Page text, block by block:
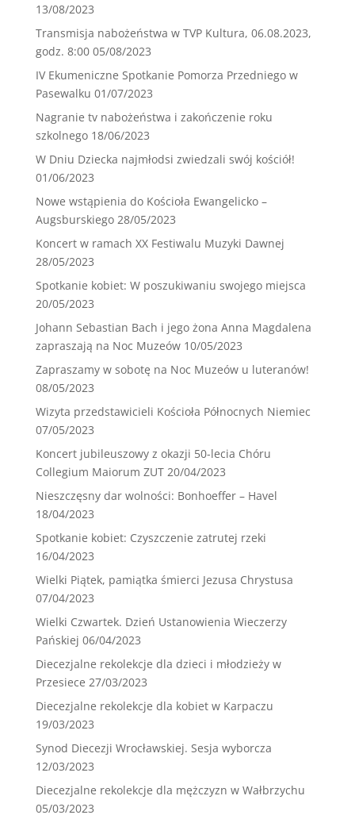
13/08/2023
Transmisja nabożeństwa w TVP Kultura, 06.08.2023,
godz. 8:00 05/08/2023
IV Ekumeniczne Spotkanie Pomorza Przedniego w
Pasewalku 01/07/2023
Nagranie tv nabożeństwa i zakończenie roku
szkolnego 18/06/2023
W Dniu Dziecka najmłodsi zwiedzali swój kościół!
01/06/2023
Nowe wstąpienia do Kościoła Ewangelicko –
Augsburskiego 28/05/2023
Koncert w ramach XX Festiwalu Muzyki Dawnej
28/05/2023
Spotkanie kobiet: W poszukiwaniu swojego miejsca
20/05/2023
Johann Sebastian Bach i jego żona Anna Magdalena
zapraszają na Noc Muzeów 10/05/2023
Zapraszamy w sobotę na Noc Muzeów u luteranów!
08/05/2023
Wizyta przedstawicieli Kościoła Północnych Niemiec
07/05/2023
Koncert jubileuszowy z okazji 50-lecia Chóru
Collegium Maiorum ZUT 20/04/2023
Nieszczęsny dar wolności: Bonhoeffer – Havel
18/04/2023
Spotkanie kobiet: Czyszczenie zatrutej rzeki
16/04/2023
Wielki Piątek, pamiątka śmierci Jezusa Chrystusa
07/04/2023
Wielki Czwartek. Dzień Ustanowienia Wieczerzy
Pańskiej 06/04/2023
Diecezjalne rekolekcje dla dzieci i młodzieży w
Przesiece 27/03/2023
Diecezjalne rekolekcje dla kobiet w Karpaczu
19/03/2023
Synod Diecezji Wrocławskiej. Sesja wyborcza
12/03/2023
Diecezjalne rekolekcje dla mężczyzn w Wałbrzychu
05/03/2023